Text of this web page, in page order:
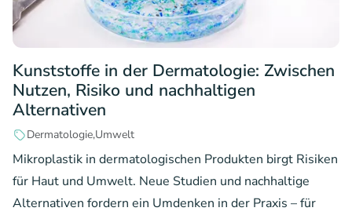
Kunststoffe in der Dermatologie: Zwischen
Nutzen, Risiko und nachhaltigen
Alternativen
DermatologieUmwelt
Mikroplastik in dermatologischen Produkten birgt Risiken
für Haut und Umwelt. Neue Studien und nachhaltige
Alternativen fordern ein Umdenken in der Praxis – für